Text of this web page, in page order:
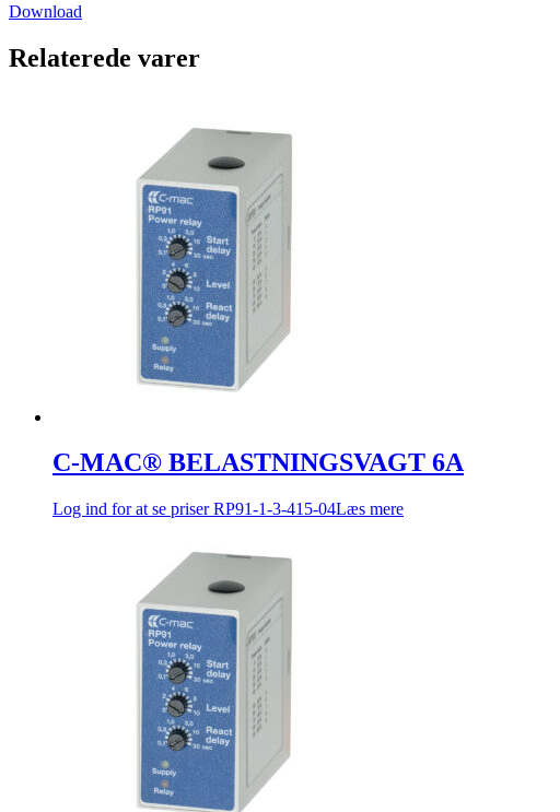
Download
Relaterede varer
C-MAC® BELASTNINGSVAGT 6A
Log ind for at se priserRP91-1-3-415-04Læs mere